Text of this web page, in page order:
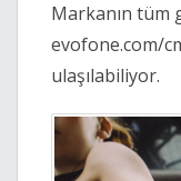
Markanın tüm
evofone.com/
ulaşılabiliyor.